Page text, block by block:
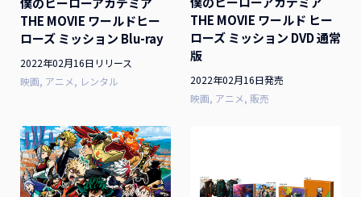
THE MOVIE ワールドヒー
ローズ ミッション Blu-ray
2022年02月16日リリース
映画 アニメ レンタル
THE MOVIE ワールド ヒー
ローズ ミッション DVD 通常
版
2022年02月16日発売
映画 アニメ 販売